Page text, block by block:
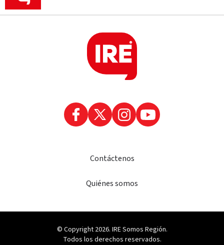
Contáctenos
Quiénes somos
© Copyright 2026. IRE Somos Región.
Todos los derechos reservados.